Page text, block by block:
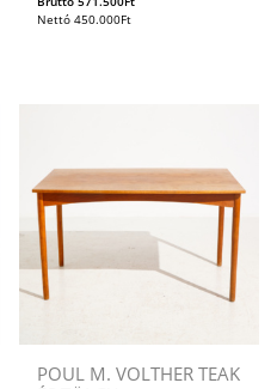
Nettó450.000Ft
POUL M. VOLTHER TEAK